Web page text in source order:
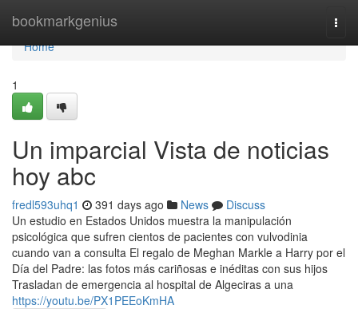
bookmarkgenius
Home
Home
1
Un imparcial Vista de noticias
hoy abc
fredl593uhq1 391 days ago News
Discuss
Un estudio en Estados Unidos muestra la manipulación
psicológica que sufren cientos de pacientes con vulvodinia
cuando van a consulta El regalo de Meghan Markle a Harry por el
Día del Padre: las fotos más cariñosas e inéditas con sus hijos
Trasladan de emergencia al hospital de Algeciras a una
https://youtu.be/PX1PEEoKmHA